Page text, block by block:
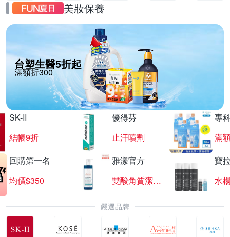
美妝保養
台塑生醫5折起
滿額折300
SK-II
結帳9折
優得芬
止汗噴劑
專
滿
回購第一名
均價$350
雅漾官方
雙酸角質潔膚露
寶
水
嚴選品牌